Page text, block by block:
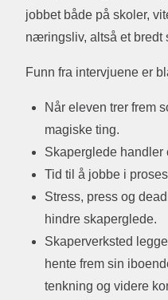
jobbet både på skoler,
næringsliv, altså et bredt
Funn fra intervjuene er
Når eleven trer frem
magiske ting.
Skaperglede handler
Tid til å jobbe i
Stress, press og
hindre skaperglede.
Skaperverksted
hente frem sin
tenkning og videre